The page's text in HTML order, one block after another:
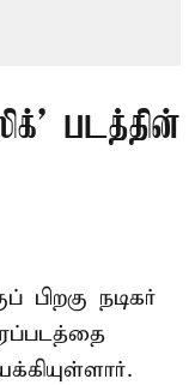
படத்தின்
பிறகு நடிகர்